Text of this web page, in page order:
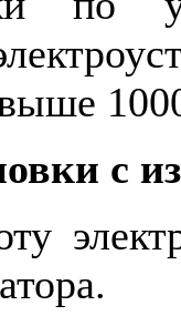
выше
с